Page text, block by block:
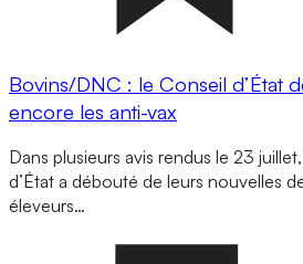
Bovins/DNC : le Conseil d’État
encore les anti-vax
Dans plusieurs avis rendus le 23
d’État a débouté de leurs nouvelles
éleveurs…